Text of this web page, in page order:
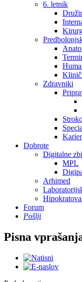
6. letnik
Zdravniki
Dobrote
Digitalne
MPL
Arhimed
Hipokratova
Forum
Pošlji
Pisna